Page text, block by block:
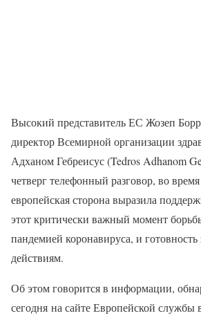
Высокий представитель ЕС Жозеп
директор Всемирной организации
Адханом Гебреисус (Tedros Adhanom
четверг телефонный разговор, во
европейская сторона выразила
этот критически важный момент
пандемией коронавируса, и
действиям.
Об этом говорится в информации,
сегодня на сайте Европейской